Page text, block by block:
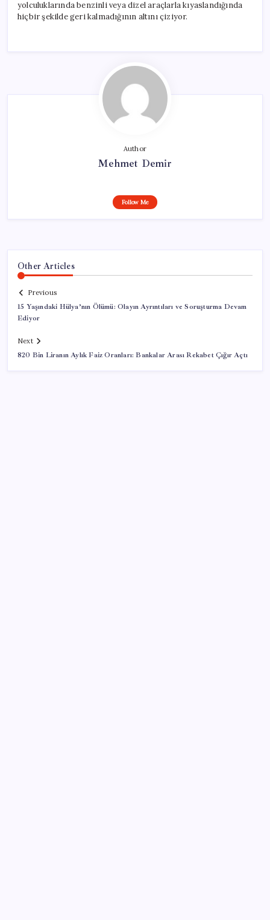
yolculuklarında benzinli veya dizel araçlarla kıyaslandığında
hiçbir şekilde geri kalmadığının altını çiziyor.
Author
Mehmet Demir
Follow Me
Other Articles
Previous
15 Yaşındaki Hülya’nın Ölümü: Olayın Ayrıntıları ve Soruşturma Devam
Ediyor
Next
820 Bin Liranın Aylık Faiz Oranları: Bankalar Arası Rekabet Çığır Açtı